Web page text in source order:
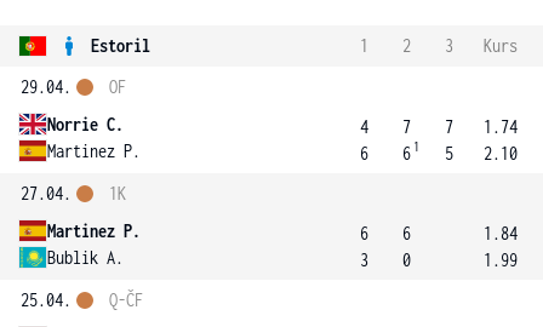
Estoril 1 2 3
Kurs
29.04.
Norrie C.
Martinez P.
OF
4
6
7
6 1
7
5
1.74
2.10
27.04.
Martinez P.
Bublik A.
1K
6
3
6
0
1.84
1.99
25.04.
Q-ČF